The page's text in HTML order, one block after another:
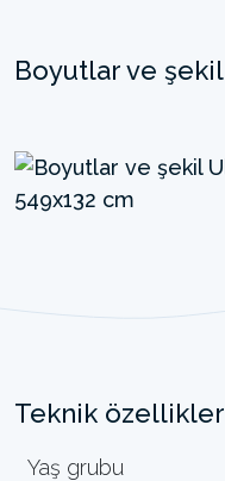
Boyutlar ve şekil
Teknik özellikler
Yaş grubu